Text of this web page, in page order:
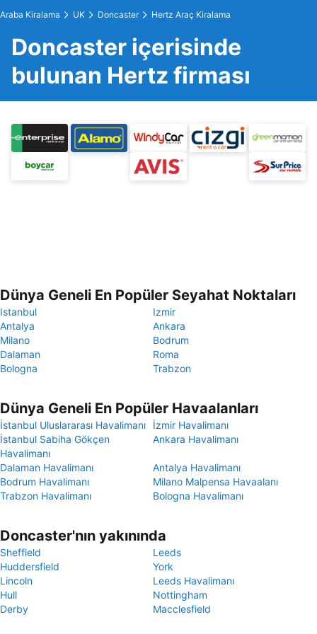
Araba Kiralama UK Doncaster Hertz Araç Kiralama
Doncaster içerisinde
bulunan Hertz firması
Dünya Geneli En Popüler Seyahat Noktaları
Istanbul
Izmir
Antalya
Ankara
Milano
Bodrum
Dalaman
Roma
Bologna
Trabzon
Dünya Geneli En Popüler Havaalanları
İstanbul Uluslararası Havalimanı
İzmir Havalimanı
İstanbul Sabiha Gökçen
Havalimanı
Ankara Havalimanı
Dalaman Havalimanı
Antalya Havalimanı
Bodrum Havalimanı
Milano Malpensa Havaalanı
Trabzon Havalimanı
Bologna Havalimanı
Doncaster'nın yakınında
Sheffield
Leeds
Huddersfield
York
Lincoln
Leeds Havalimanı
Hull
Nottingham
Derby
Macclesfield